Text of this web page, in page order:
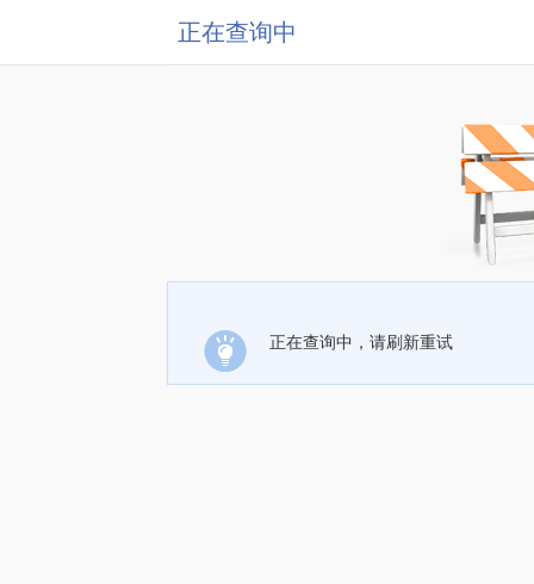
正在查询中
正在查询中，请刷新重试